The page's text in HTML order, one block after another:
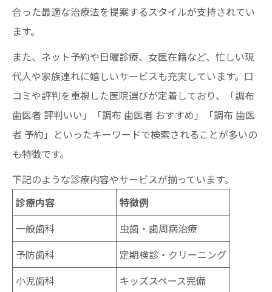
合った最適な治療法を提案するスタイルが支持されてい
ます。
また、ネット予約や日曜診療、女医在籍など、忙しい現
代人や家族連れに嬉しいサービスも充実しています。口
コミや評判を重視した医院選びが定着しており、「調布
歯医者 評判いい」「調布 歯医者 おすすめ」「調布 歯医
者 予約」といったキーワードで検索されることが多いの
も特徴です。
下記のような診療内容やサービスが揃っています。
診療内容
特徴例
一般歯科
虫歯・歯周病治療
予防歯科
定期検診・クリーニング
小児歯科
キッズスペース完備